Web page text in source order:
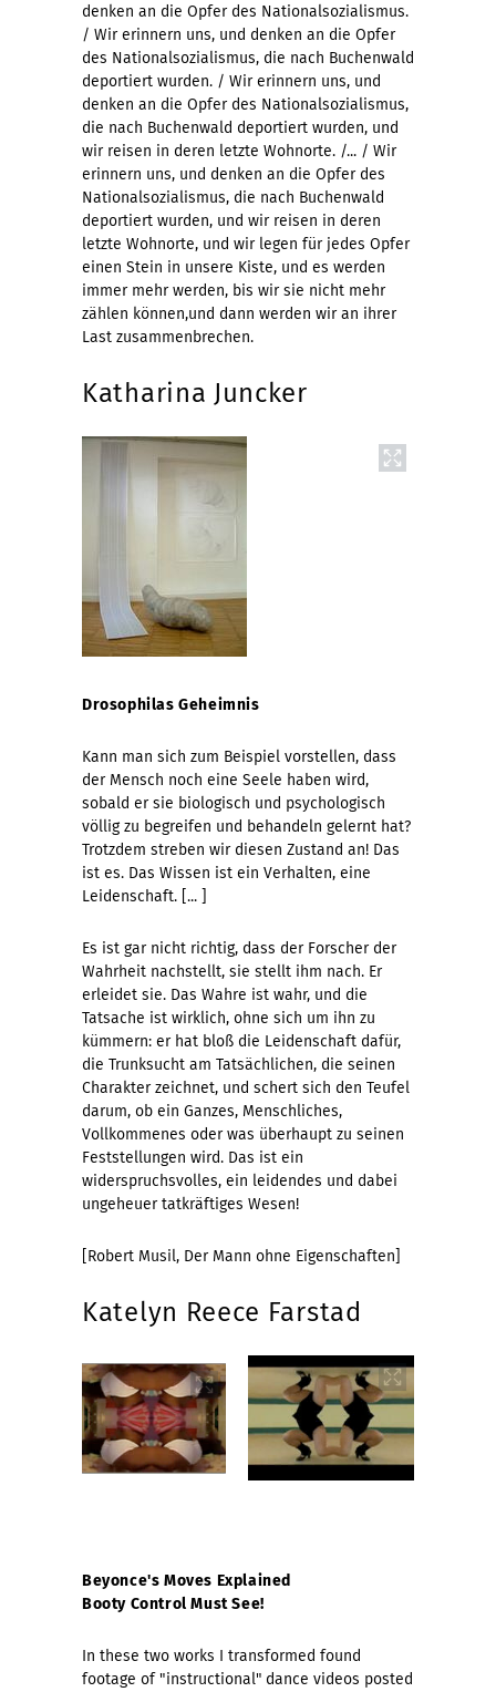
denken an die Opfer des Nationalsozialismus.
/ Wir erinnern uns, und denken an die Opfer
des Nationalsozialismus, die nach Buchenwald
deportiert wurden. / Wir erinnern uns, und
denken an die Opfer des Nationalsozialismus,
die nach Buchenwald deportiert wurden, und
wir reisen in deren letzte Wohnorte. /... / Wir
erinnern uns, und denken an die Opfer des
Nationalsozialismus, die nach Buchenwald
deportiert wurden, und wir reisen in deren
letzte Wohnorte, und wir legen für jedes Opfer
einen Stein in unsere Kiste, und es werden
immer mehr werden, bis wir sie nicht mehr
zählen können,und dann werden wir an ihrer
Last zusammenbrechen.
Katharina Juncker
Drosophilas Geheimnis
Kann man sich zum Beispiel vorstellen, dass
der Mensch noch eine Seele haben wird,
sobald er sie biologisch und psychologisch
völlig zu begreifen und behandeln gelernt hat?
Trotzdem streben wir diesen Zustand an! Das
ist es. Das Wissen ist ein Verhalten, eine
Leidenschaft. [... ]
Es ist gar nicht richtig, dass der Forscher der
Wahrheit nachstellt, sie stellt ihm nach. Er
erleidet sie. Das Wahre ist wahr, und die
Tatsache ist wirklich, ohne sich um ihn zu
kümmern: er hat bloß die Leidenschaft dafür,
die Trunksucht am Tatsächlichen, die seinen
Charakter zeichnet, und schert sich den Teufel
darum, ob ein Ganzes, Menschliches,
Vollkommenes oder was überhaupt zu seinen
Feststellungen wird. Das ist ein
widerspruchsvolles, ein leidendes und dabei
ungeheuer tatkräftiges Wesen!
[Robert Musil, Der Mann ohne Eigenschaften]
Katelyn Reece Farstad
Beyonce's Moves Explained
Booty Control Must See!
In these two works I transformed found
footage of "instructional" dance videos posted